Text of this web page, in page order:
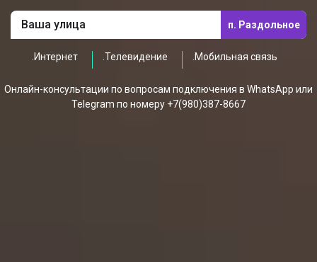
п. Раздольное
.Интернет .Телевидение .Мобильная связь
Онлайн-консультации по вопросам подключения в WhatsApp или
Telegram по номеру +7(980)387-8667